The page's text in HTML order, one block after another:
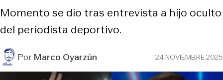
Momento se dio tras entrevista a hijo oculto
del periodista deportivo.
PorMarco Oyarzún 24 NOVIEMBRE 2025